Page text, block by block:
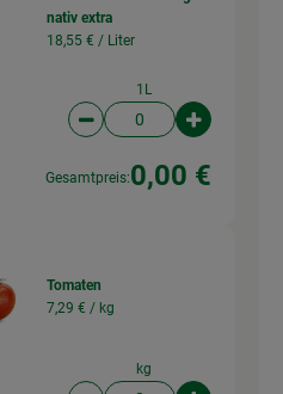
nativ extra
18,55 € / Liter
1L
Artikelanzahl
Gesamtpreis:0,00 €
Tomaten
7,29 € / kg
kg